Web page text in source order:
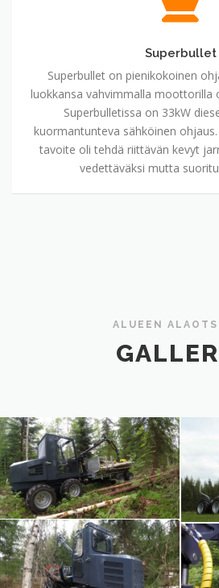
Superbullet
Superbullet on pienikokoinen
luokkansa vahvimmalla moottorilla
Superbulletissa on 33kW
kuormantunteva sähköinen
tavoite oli tehdä riittävän kevyt
vedettäväksi mutta
ALUEEN